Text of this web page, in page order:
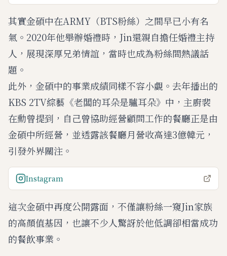
其實金碩中在ARMY（BTS粉絲）之間早已小有名
氣。2020年他舉辦婚禮時，Jin還親自擔任婚禮主持
人，展現深厚兄弟情誼，當時也成為粉絲間熱議話
題。
此外，金碩中的事業成績同樣不容小覷。去年播出的
KBS 2TV綜藝《老闆的耳朵是驢耳朵》中，主廚裴
在勳曾提到，自己曾協助經營顧問工作的餐廳正是由
金碩中所經營，並透露該餐廳月營收高達3億韓元，
引發外界關注。
Instagram
這次金碩中再度公開露面，不僅讓粉絲一窺Jin家族
的高顏值基因，也讓不少人驚訝於他低調卻相當成功
的餐飲事業。